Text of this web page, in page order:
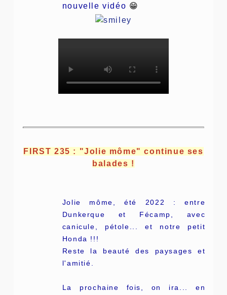
nouvelle vidéo 😁
FIRST 235 : "Jolie môme" continue ses
balades !
Jolie môme, été 2022 : entre
Dunkerque et Fécamp, avec
canicule, pétole... et notre petit
Honda !!!
Reste la beauté des paysages et
l'amitié.
La prochaine fois, on ira... en